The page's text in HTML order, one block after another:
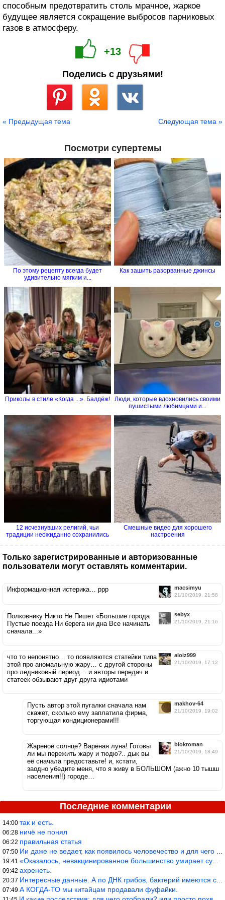
способным предотвратить столь мрачное, жаркое
будущее является сокращение выбросов парниковых
газов в атмосферу.
+13
Поделись с друзьями!
« Предыдущая тема Следующая тема »
Посмотри супертемы
По этому рецепту всегда будет
удивительно мягким и...
Как зашить разорванные джинсы
Приколы в стиле «Когда ...». Балдёж!
Люди, которые вдохновились своими
пушистыми любимцами и...
12 исчезнувших религий, чьи
традиции неожиданно сохранились
Смешные видео для хорошего
настроения
Только зарегистрированные и авторизованные
пользователи могут оставлять комментарии.
macsimyu
21/10/2019, 21:58
Информационная истерика… ррр
sebyx
21/10/2019, 21:16
Полковнику Никто Не Пишет «Большие города
Пустые поезда Ни берега ни дна Все начинать
сначала...»
aloiz999
21/10/2019, 17:12
что то непонятно… то появляются статейки типа
этой про аномальную жару… с другой стороны
про ледниковый период… и авторы передач и
статеек обзывают друг друга идиотами
makhov-64
21/10/2019, 19:02
Пусть автор этой пугалки сначала нам
скажет, сколько ему заплатила фирма,
торгующая кондиционерами!!!
blokroman
21/10/2019, 18:49
Жареное солнце? Варёная луна! Готовы
ли мы пережить жару и тюдю?.. дык вы
её сначала предоставьте! и, кстати,
заодно убедите меня, что я живу в БОЛЬШОМ (ажно 10 тышш
населения!!) городе…
Последние комментарии
14:00 так и есть.
06:28 ничё не понял
06:22 правильная статья
07:50 Ии даже не ведает, как появилось человечество и для чего оно сущ
19:41 «Оказалось, невакцинированное большинство умирает существенно ча
09:42 ахренеть.
20:37 Интересные данные. А по ДНК грибов, бактерий имеются сведения из
07:49 А КОГДА-ТО мы китайцам продавали фуфайки.